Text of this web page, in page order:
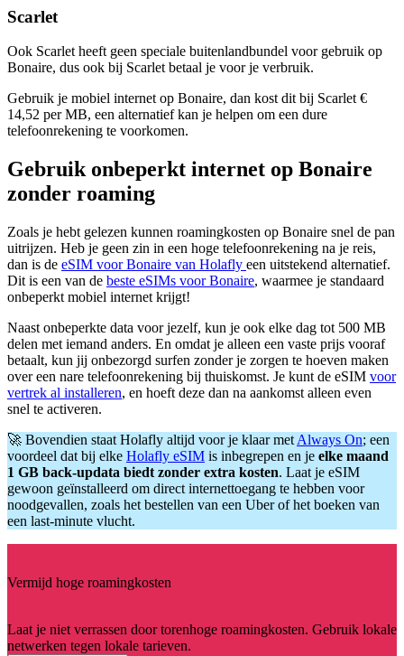
Scarlet
Ook Scarlet heeft geen speciale buitenlandbundel voor gebruik op
Bonaire, dus ook bij Scarlet betaal je voor je verbruik.
Gebruik je mobiel internet op Bonaire, dan kost dit bij Scarlet €
14,52 per MB, een alternatief kan je helpen om een dure
telefoonrekening te voorkomen.
Gebruik onbeperkt internet op Bonaire
zonder roaming
Zoals je hebt gelezen kunnen roamingkosten op Bonaire snel de pan
uitrijzen. Heb je geen zin in een hoge telefoonrekening na je reis,
dan is de eSIM voor Bonaire van Holafly een uitstekend alternatief.
Dit is een van de beste eSIMs voor Bonaire, waarmee je standaard
onbeperkt mobiel internet krijgt!
Naast onbeperkte data voor jezelf, kun je ook elke dag tot 500 MB
delen met iemand anders. En omdat je alleen een vaste prijs vooraf
betaalt, kun jij onbezorgd surfen zonder je zorgen te hoeven maken
over een nare telefoonrekening bij thuiskomst. Je kunt de eSIM voor
vertrek al installeren, en hoeft deze dan na aankomst alleen even
snel te activeren.
🚀 Bovendien staat Holafly altijd voor je klaar met Always On; een
voordeel dat bij elke Holafly eSIM is inbegrepen en je elke maand
1 GB back-updata biedt zonder extra kosten. Laat je eSIM
gewoon geïnstalleerd om direct internettoegang te hebben voor
noodgevallen, zoals het bestellen van een Uber of het boeken van
een last-minute vlucht.
Vermijd hoge roamingkosten
Laat je niet verrassen door torenhoge roamingkosten. Gebruik lokale
netwerken tegen lokale tarieven.